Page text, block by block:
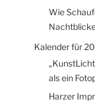
Wie
Kalender für
als ein
Harzer